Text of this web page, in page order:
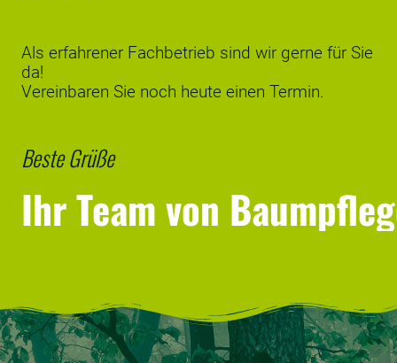
Als erfahrener Fachbetrieb sind wir gerne für Sie
da!
Vereinbaren Sie noch heute einen Termin.
Beste Grüße